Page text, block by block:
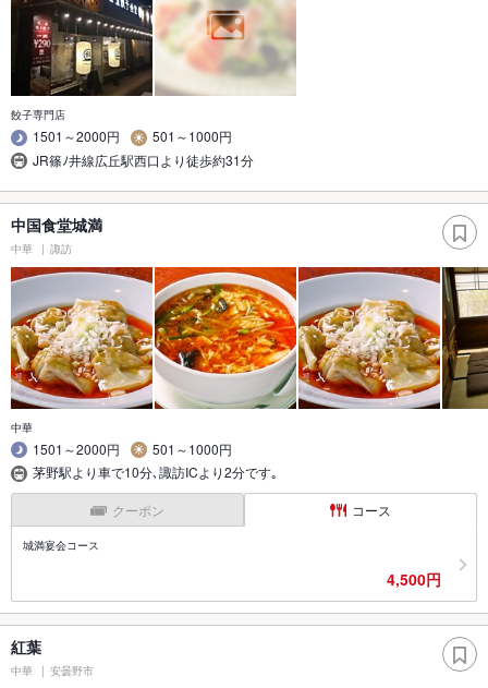
餃子専門店
1501～2000円
501～1000円
JR篠ﾉ井線広丘駅西口より徒歩約31分
中国食堂城満
中華 諏訪
中華
1501～2000円
501～1000円
茅野駅より車で10分､諏訪ICより2分です｡
クーポン コース
城満宴会コース
4,500円
紅葉
中華 安曇野市